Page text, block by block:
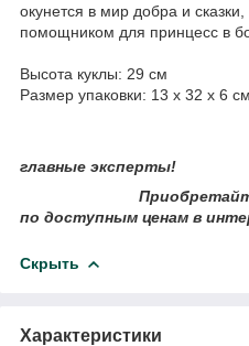
окунется в мир добра и
помощником для принцесс в
Высота куклы: 29 см
Размер упаковки: 13 х 32 х 6 см.
Ваши
главные эксперты!
Приобретайте
по доступным ценам в
Скрыть
Характеристики